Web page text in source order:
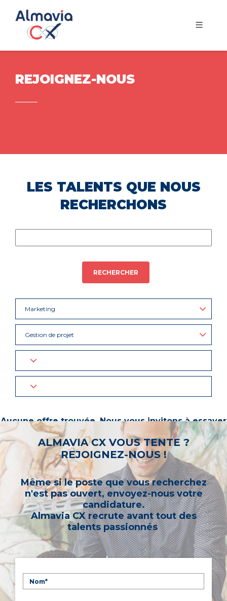
REJOIGNEZ-NOUS
LES TALENTS QUE NOUS
RECHERCHONS
RECHERCHER
Marketing
Gestion de projet
Aucune offre trouvée. Nous vous invitons à essayer
d’autres mots-clés ou à sélectionner un « métier ».
ALMAVIA CX VOUS TENTE ?
REJOIGNEZ-NOUS !
Même si le poste que vous recherchez
n'est pas ouvert, envoyez-nous votre
candidature.
Almavia CX recrute avant tout des
talents passionnés